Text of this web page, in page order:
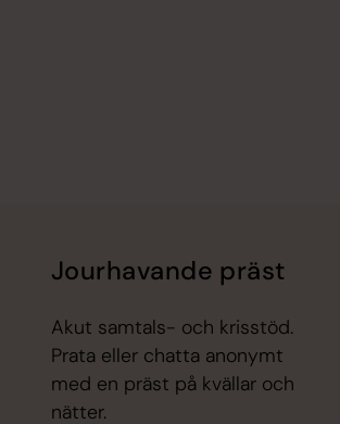
Jourhavande präst
Akut samtals- och krisstöd.
Prata eller chatta anonymt
med en präst på kvällar och
nätter.